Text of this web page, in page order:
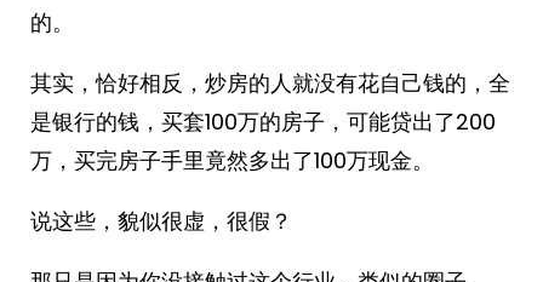
的。
其实，恰好相反，炒房的人就没有花自己钱的，全
是银行的钱，买套100万的房子，可能贷出了200
万，买完房子手里竟然多出了100万现金。
说这些，貌似很虚，很假？